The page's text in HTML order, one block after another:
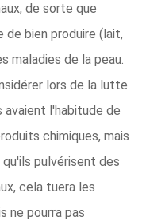
de sorte que
de bien produire (lait,
maladies de la peau.
lors de la lutte
l'habitude de
chimiques, mais
pulvérisent des
cela tuera les
ne pourra pas